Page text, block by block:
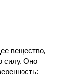
вещество,
силу. Оно